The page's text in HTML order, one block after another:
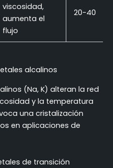
viscosidad,
aumenta el
flujo
20-40
alcalinos
(Na, K) alteran la red
y la temperatura
una cristalización
en aplicaciones de
de transición